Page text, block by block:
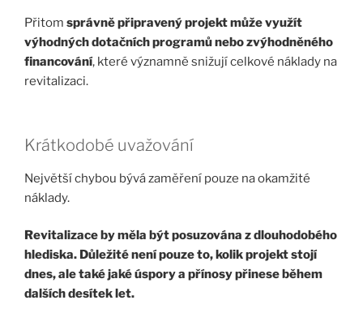
Přitom správně připravený projekt může využít
výhodných dotačních programů nebo zvýhodněného
financování, které významně snižují celkové náklady na
revitalizaci.
Krátkodobé uvažování
Největší chybou bývá zaměření pouze na okamžité
náklady.
Revitalizace by měla být posuzována z dlouhodobého
hlediska. Důležité není pouze to, kolik projekt stojí
dnes, ale také jaké úspory a přínosy přinese během
dalších desítek let.